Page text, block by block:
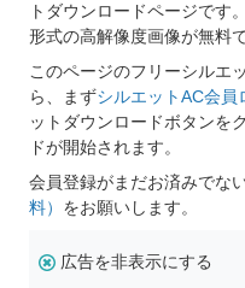
トダウンロードページです
形式の高解像度画像が無料
このページのフリーシルエ
ら、まずシルエットAC会員
ットダウンロードボタンを
ドが開始されます。
会員登録がまだお済みでない
料） をお願いします。
広告を非表示にする